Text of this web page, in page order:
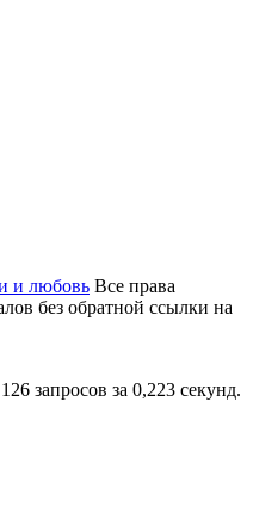
и любовь Все права
без обратной ссылки на
126 запросов за 0,223 секунд.